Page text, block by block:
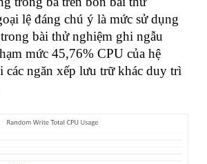
lệ đáng chú ý là mức sử dụng
bài thử nghiệm ghi ngẫu
mức 45,76% CPU của hệ
các ngăn xếp lưu trữ khác duy trì